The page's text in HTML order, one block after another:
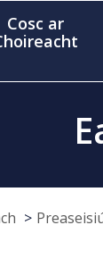
Cosc ar